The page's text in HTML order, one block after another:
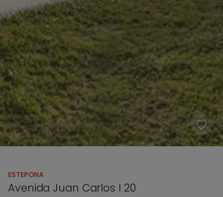
ESTEPONA
Avenida Juan Carlos I 20